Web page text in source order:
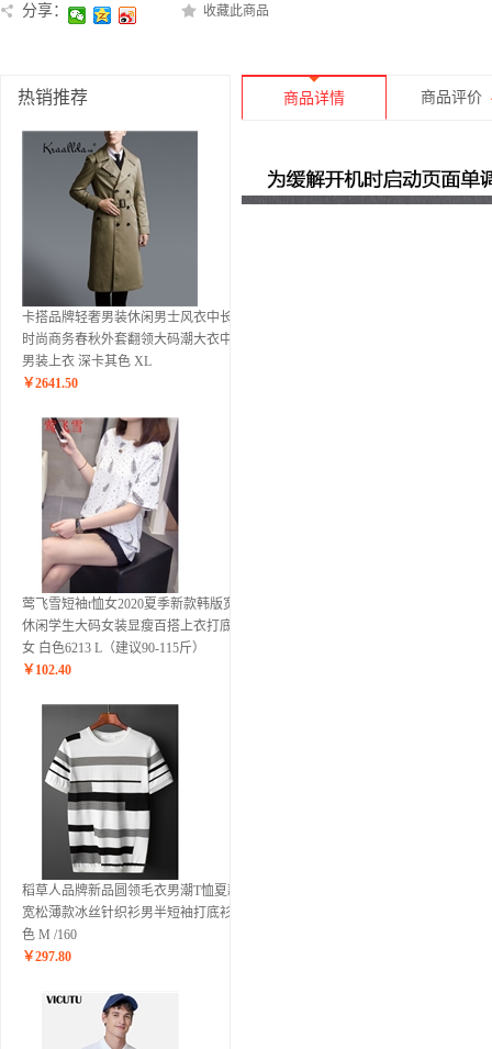
分享： 收藏此商品
热销推荐
卡搭品牌轻奢男装休闲男士风衣中长款
时尚商务春秋外套翻领大码潮大衣中年
男装上衣 深卡其色 XL
￥2641.50
莺飞雪短袖t恤女2020夏季新款韩版宽松
休闲学生大码女装显瘦百搭上衣打底衫
女 白色6213 L（建议90-115斤）
￥ 102.40
稻草人品牌新品圆领毛衣男潮T恤夏款
宽松薄款冰丝针织衫男半短袖打底衫 白
色 M /160
￥297.80
商品详情 商品评价